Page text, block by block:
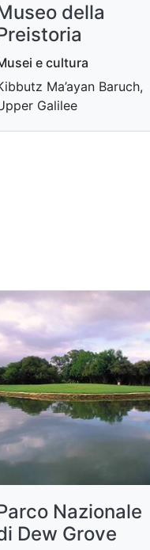
della
e cultura
Ma’ayan Baruch,
Galilee
Nazionale
Dew Grove